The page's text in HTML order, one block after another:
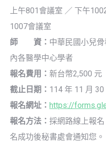
上午801會議室 ／ 下午
1007會議室
師 資： 中華民國小兒
內各醫學中心學者
報名費用： 新台幣2,500 元
截止日期： 114 年 11 月 30
報名網址： https://
報名方法： 採網路線上報
名成功後秘書處會通知您。